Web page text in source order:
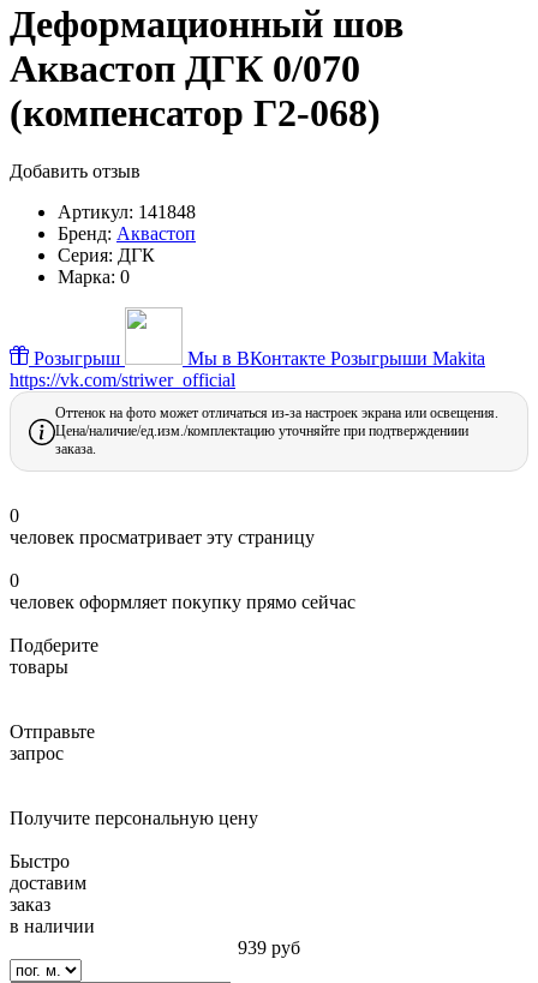
Деформационный шов
Аквастоп ДГК 0/070
(компенсатор Г2-068)
Добавить отзыв
Артикул: 141848
Бренд: Аквастоп
Серия: ДГК
Марка: 0
Розыгрыш Мы в ВКонтакте Розыгрыши Makita
https://vk.com/striwer_official
Оттенок на фото может отличаться из-за настроек экрана или освещения.
Цена/наличие/ед.изм./комплектацию уточняйте при подтверждениии
заказа.
0
человек просматривает эту страницу
0
человек оформляет покупку прямо сейчас
Подберите
товары
Отправьте
запрос
Получите персональную цену
Быстро
доставим
заказ
в наличии
939 руб